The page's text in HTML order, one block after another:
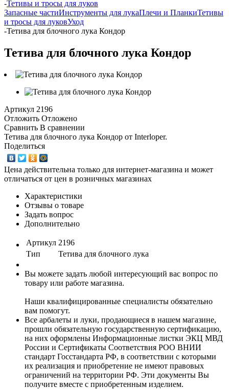
-Тетивы и тросы для луков
Запасные частиИнструменты для лукаПлечи и ПланкиТетивы
и тросы для луковУход
-Тетива для блочного лука Кондор
Тетива для блочного лука Кондор
Артикул 2196
Отложить Отложено
Сравнить В сравнении
Тетива для блочного лука Кондор от Interloper.
Поделиться
Цена действительна только для интернет-магазина и может
отличаться от цен в розничных магазинах
Характеристики
Отзывы о товаре
Задать вопрос
Дополнительно
Артикул 2196
Тип
Тетива для блочного лука
Вы можете задать любой интересующий вас вопрос по
товару или работе магазина.
Наши квалифицированные специалисты обязательно
вам помогут.
Все арбалеты и луки, продающиеся в нашем магазине,
прошли обязательную государственную сертификацию,
на них оформлены Информационные листки ЭКЦ МВД
России и Сертификаты Соответствия РОО ВНИИ
стандарт Госстандарта РФ, в соответствии с которыми
их реализация и приобретение не имеют правовых
ограничений на территории РФ. Эти документы Вы
получите вместе с приобретенным изделием.